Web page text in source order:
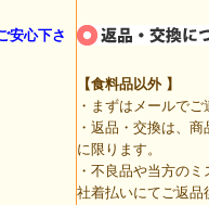
安心下さ
【食料品以外 】
・まずはメールでご
・返品・交換は、
に限ります。
・不良品や当方の
社着払いにてご返品